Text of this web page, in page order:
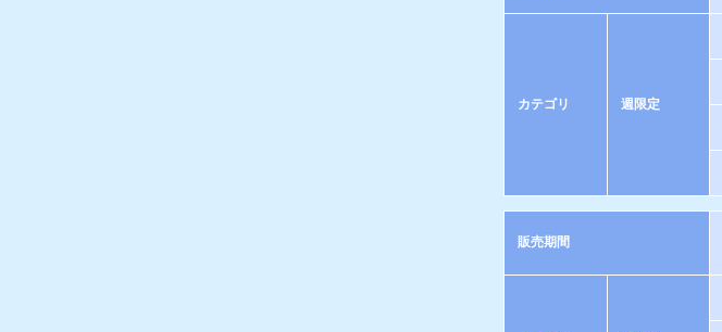
カテゴリ 週限定
販売期間